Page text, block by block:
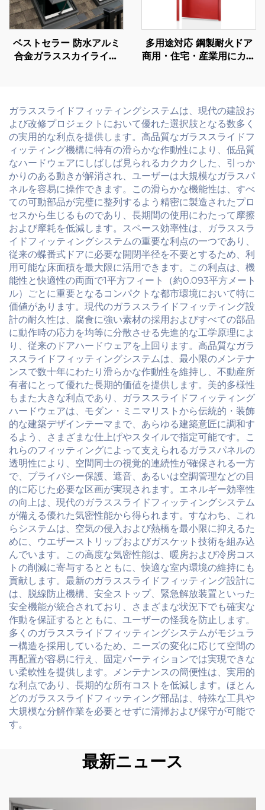
ベストセラー 防水アルミ
合金ガラススカイライト
多用途対応 鋼製耐火ドア
商用・住宅・産業用にカス
ガラススライドフィッティングシステムは、現代の建設お
よび改修プロジェクトにおいて優れた選択肢となる数多く
の実用的な利点を提供します。高品質なガラススライドフ
ィッティング機構に特有の滑らかな作動性により、低品質
なハードウェアにしばしば見られるカクカクした、引っか
かりのある動きが解消され、ユーザーは大規模なガラスパ
ネルを容易に操作できます。この滑らかな機能性は、すべ
ての可動部品が完璧に整列するよう精密に製造されたプロ
セスから生じるものであり、長期間の使用にわたって摩擦
および摩耗を低減します。スペース効率性は、ガラススラ
イドフィッティングシステムの重要な利点の一つであり、
従来の蝶番式ドアに必要な開閉半径を不要とするため、利
用可能な床面積を最大限に活用できます。この利点は、機
能性と快適性の両面で1平方フィート（約0.093平方メート
ル）ごとに重要となるコンパクトな都市環境において特に
価値があります。現代のガラススライドフィッティング設
計の耐久性は、腐食に強い素材の採用およびすべての部品
に動作時の応力を均等に分散させる先進的な工学原理によ
り、従来のドアハードウェアを上回ります。高品質なガラ
ススライドフィッティングシステムは、最小限のメンテナ
ンスで数十年にわたり滑らかな作動性を維持し、不動産所
有者にとって優れた長期的価値を提供します。美的多様性
もまた大きな利点であり、ガラススライドフィッティング
ハードウェアは、モダン・ミニマリストから伝統的・装飾
的な建築デザインテーマまで、あらゆる建築意匠に調和す
るよう、さまざまな仕上げやスタイルで指定可能です。こ
れらのフィッティングによって支えられるガラスパネルの
透明性により、空間同士の視覚的連続性が確保される一方
で、プライバシー保護、遮音、あるいは空調管理などの目
的に応じた必要な区画が実現されます。エネルギー効率性
の向上は、現代のガラススライドフィッティングシステム
が備える優れた気密性能から得られます。すなわち、これ
らシステムは、空気の侵入および熱橋を最小限に抑えるた
めに、ウエザーストリップおよびガスケット技術を組み込
んでいます。この高度な気密性能は、暖房および冷房コス
トの削減に寄与するとともに、快適な室内環境の維持にも
貢献します。最新のガラススライドフィッティング設計に
は、脱線防止機構、安全ストップ、緊急解放装置といった
安全機能が統合されており、さまざまな状況下でも確実な
作動を保証するとともに、ユーザーの怪我を防止します。
多くのガラススライドフィッティングシステムがモジュラ
ー構造を採用しているため、ニーズの変化に応じて空間の
再配置が容易に行え、固定パーティションでは実現できな
い柔軟性を提供します。メンテナンスの簡便性は、実用的
な利点であり、長期的な所有コストを低減します。ほとん
どのガラススライドフィッティング部品は、特殊な工具や
大規模な分解作業を必要とせずに清掃および保守が可能で
す。
最新ニュース